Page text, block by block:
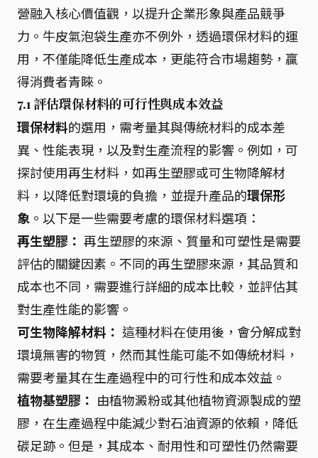
營融入核心價值觀，以提升企業形象與產品競爭
力。牛皮氣泡袋生產亦不例外，透過環保材料的運
用，不僅能降低生產成本，更能符合市場趨勢，贏
得消費者青睞。
7.1 評估環保材料的可行性與成本效益
環保材料的選用，需考量其與傳統材料的成本差
異、性能表現，以及對生產流程的影響。例如，可
探討使用再生材料，如再生塑膠或可生物降解材
料，以降低對環境的負擔，並提升產品的環保形
象 。以下是一些需要考慮的環保材料選項：
再生塑膠： 再生塑膠的來源、質量和可塑性是需要
評估的關鍵因素。不同的再生塑膠來源，其品質和
成本也不同，需要進行詳細的成本比較，並評估其
對生產性能的影響。
可生物降解材料： 這種材料在使用後，會分解成對
環境無害的物質，然而其性能可能不如傳統材料，
需要考量其在生產過程中的可行性和成本效益。
植物基塑膠： 由植物澱粉或其他植物資源製成的塑
膠，在生產過程中能減少對石油資源的依賴，降低
碳足跡。但是，其成本、耐用性和可塑性仍然需要